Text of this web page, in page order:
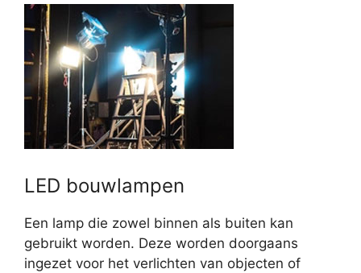
LED bouwlampen
Een lamp die zowel binnen als buiten kan
gebruikt worden. Deze worden doorgaans
ingezet voor het verlichten van objecten of